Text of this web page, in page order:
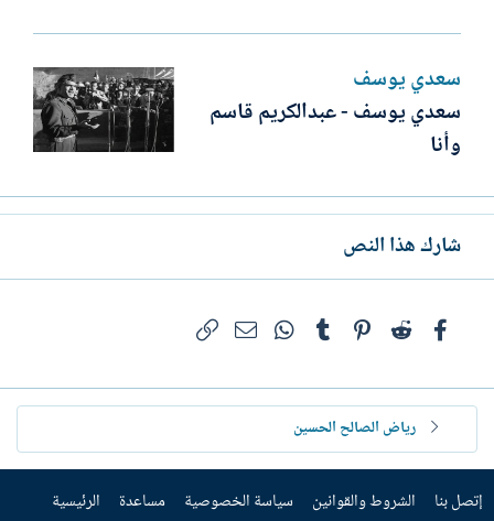
سعدي يوسف
سعدي يوسف - عبدالكريم قاسم
وأنا
شارك هذا النص
فيسبوكReddit
Pinterest
Tumblr
WhatsAppالبريد الإلكتروني
رياض الصالح الحسين
إتصل بنا الشروط والقوانين سياسة الخصوصية مساعدة الرئيسية